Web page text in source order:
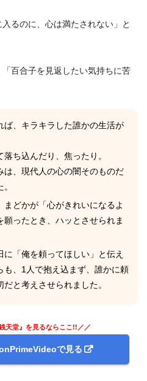
るのに、心は満たされない」と
百合子を見返したい気持ちに苦
ば、キラキラした誰かの生活が
落ち込んだり、焦ったり。
は、現代人の心の闇そのものだ
まどかが「心がきれいになるよ
願ったとき、ハッとさせられま
に「俺を頼ってほしい」と伝え
も、1人で抱え込まず、誰かに頼
だと考えさせられました。
天堂』を見るならここ!!／／
で見る